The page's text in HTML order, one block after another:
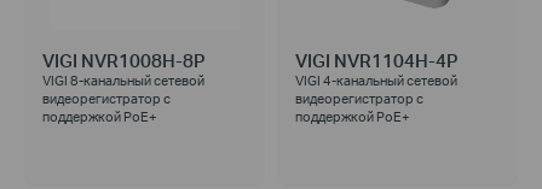
VIGI NVR1008H-8P
VIGI 8-канальный сетевой
видеорегистратор с
поддержкой PoE+
VIGI NVR1104H-4P
VIGI 4-канальный сетевой
видеорегистратор с
поддержкой PoE+